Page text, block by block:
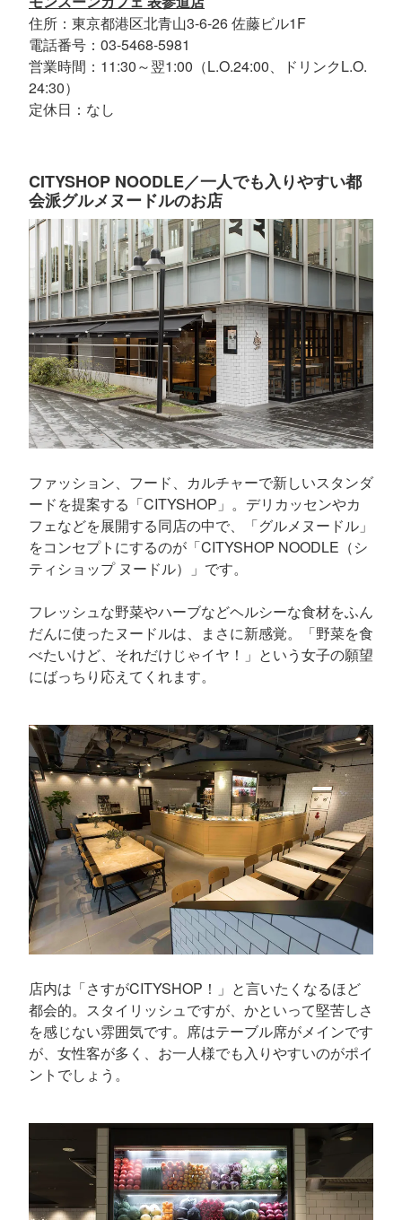
住所：東京都港区北青山3-6-26 佐藤ビル1F
電話番号：03-5468-5981
営業時間：11:30～翌1:00（L.O.24:00、ドリンクL.O.
24:30）
定休日：なし
CITYSHOP NOODLE／一人でも入りやすい都
会派グルメヌードルのお店
ファッション、フード、カルチャーで新しいスタンダ
ードを提案する「CITYSHOP」。デリカッセンやカ
フェなどを展開する同店の中で、「グルメヌードル」
をコンセプトにするのが「CITYSHOP NOODLE（シ
ティショップ ヌードル）」です。
フレッシュな野菜やハーブなどヘルシーな食材をふん
だんに使ったヌードルは、まさに新感覚。「野菜を食
べたいけど、それだけじゃイヤ！」という女子の願望
にばっちり応えてくれます。
店内は「さすがCITYSHOP！」と言いたくなるほど
都会的。スタイリッシュですが、かといって堅苦しさ
を感じない雰囲気です。席はテーブル席がメインです
が、女性客が多く、お一人様でも入りやすいのがポイ
ントでしょう。